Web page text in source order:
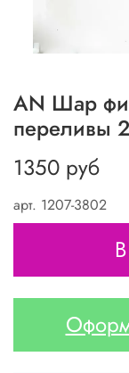
арт. 1207-3802
AN Шар
переливы
1350 руб